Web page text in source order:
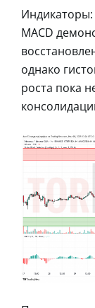
Индикаторы:
MACD
однако
роста пока